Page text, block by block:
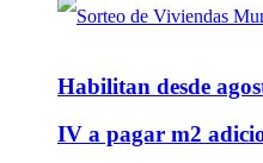
Habilitan desde
IV a pagar m2